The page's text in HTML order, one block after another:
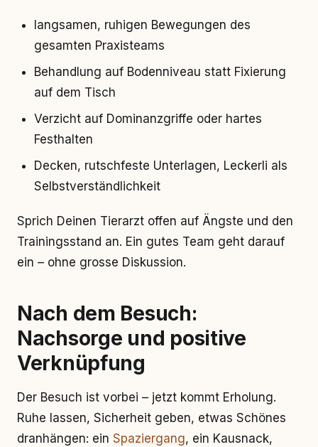
langsamen, ruhigen Bewegungen des
gesamten Praxisteams
Behandlung auf Bodenniveau statt Fixierung
auf dem Tisch
Verzicht auf Dominanzgriffe oder hartes
Festhalten
Decken, rutschfeste Unterlagen, Leckerli als
Selbstverständlichkeit
Sprich Deinen Tierarzt offen auf Ängste und den
Trainingsstand an. Ein gutes Team geht darauf
ein – ohne grosse Diskussion.
Nach dem Besuch:
Nachsorge und positive
Verknüpfung
Der Besuch ist vorbei – jetzt kommt Erholung.
Ruhe lassen, Sicherheit geben, etwas Schönes
dranhängen: ein Spaziergang, ein Kausnack,